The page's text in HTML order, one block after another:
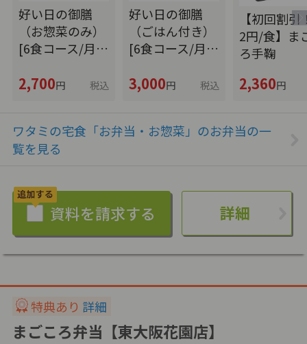
好い日の御膳
（お惣菜のみ）
[6食コース/月…
2,700円 税込
好い日の御膳
（ごはん付き）
[6食コース/月…
3,000円 税込
【初回割引
2円/食】ま
ろ手鞠
2,360円
ワタミの宅食「お弁当・お惣菜」のお弁当の一
覧を見る
詳細
特典あり 詳細
まごころ弁当【東大阪花園店】